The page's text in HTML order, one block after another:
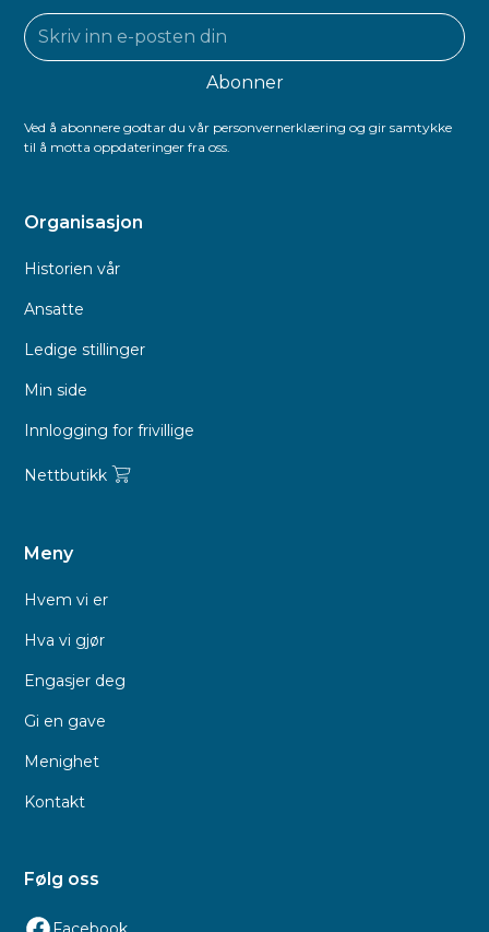
Ved å abonnere godtar du vår personvernerklæring og gir samtykke
til å motta oppdateringer fra oss.
Organisasjon
Historien vår
Ansatte
Ledige stillinger
Min side
Innlogging for frivillige
Nettbutikk
Meny
Hvem vi er
Hva vi gjør
Engasjer deg
Gi en gave
Menighet
Kontakt
Følg oss